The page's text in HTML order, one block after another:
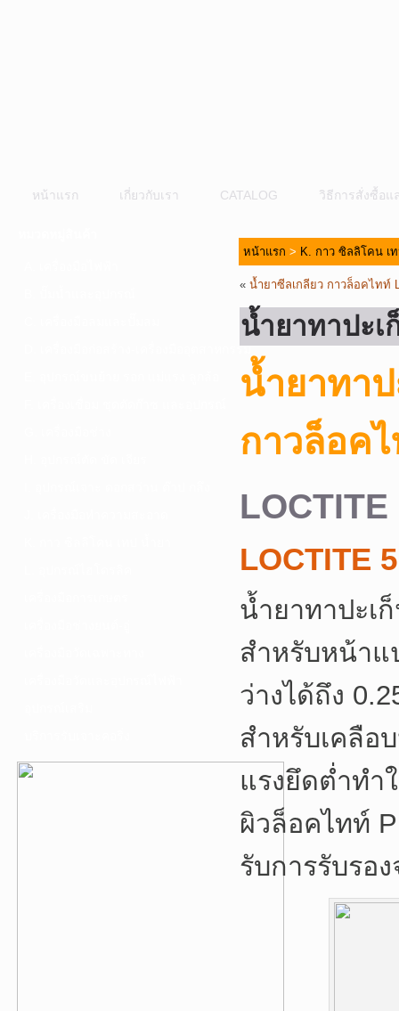
หน้าแรก เกี่ยวกับเรา CATALOG วิธีการสั่งซื้อแ
D. เครื่องมือก่อสร้าง-เครื่องมืออุตสาหกรรม
หน้าแรก > K. กาว ซิลลิโคน เ
« น้ำยาซีลเกลียว กาวล็อคไทท์
น้ำยาทาปะเ
น้ำยาทาป
กาวล็อค
LOCTITE
น้ำยาทาปะเ
สำหรับหน้าแ
ว่างได้ถึง
สำหรับเคลือ
แรงยึดต่ำทำ
ผิวล็อคไทท์
รับการรับรอ